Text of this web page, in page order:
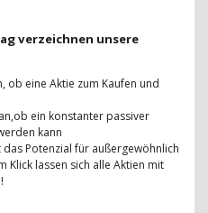
verzeichnen unsere
ob eine Aktie zum Kaufen und
ein konstanter passiver
kann
Potenzial für außergewöhnlich
Klick lassen sich alle Aktien mit